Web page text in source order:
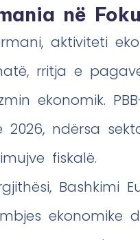
në
aktiviteti
rritja e
ekonomik.
2026, ndërsa
fiskalë.
Bashkimi
ekonomike